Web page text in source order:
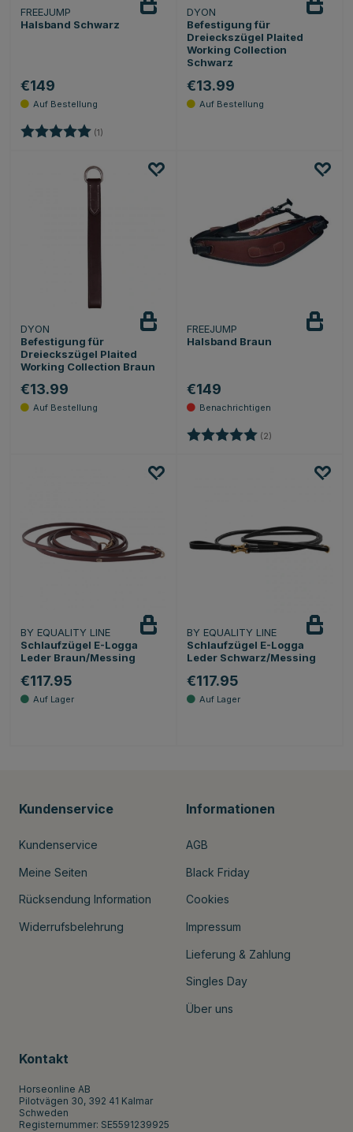
FREEJUMP
Halsband Schwarz
€149
Bewertung: (1)
DYON
Befestigung für
Dreieckszügel Plaited
Working Collection
Schwarz
€13.99
DYON
Befestigung für
Dreieckszügel Plaited
Working Collection Braun
€13.99
FREEJUMP
Halsband Braun
€149
Bewertung: (2)
BY EQUALITY LINE
Schlaufzügel E-Logga
Leder Braun/Messing
€117.95
BY EQUALITY LINE
Schlaufzügel E-Logga
Leder Schwarz/Messing
€117.95
Kundenservice
Kundenservice
Meine Seiten
Rücksendung Information
Widerrufsbelehrung
Informationen
AGB
Black Friday
Cookies
Impressum
Lieferung & Zahlung
Singles Day
Über uns
Kontakt
Horseonline AB
Pilotvägen 30, 392 41 Kalmar
Schweden
Registernummer: SE5591239925